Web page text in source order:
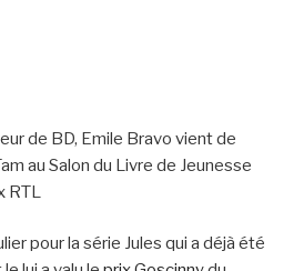
de BD, Emile Bravo vient de
au Salon du Livre de Jeunesse
RTL
pour la série Jules qui a déjà été